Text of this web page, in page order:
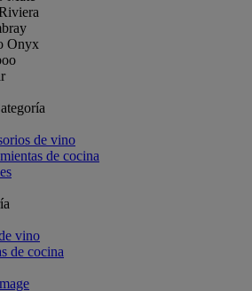
Onyx
de vino
de cocina
vino
de cocina